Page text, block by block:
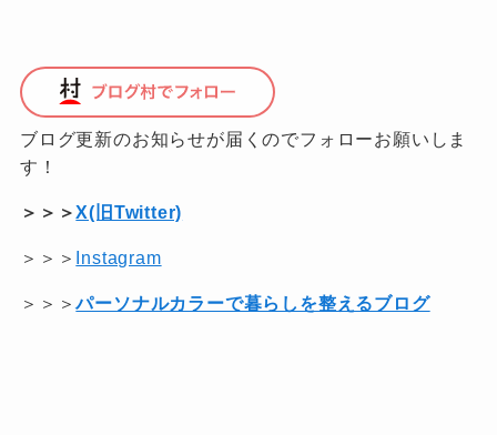
ブログ更新のお知らせが届くのでフォローお願いしま
す！
＞＞＞X(旧Twitter)
＞＞＞ Instagram
＞＞＞パーソナルカラーで暮らしを整えるブログ